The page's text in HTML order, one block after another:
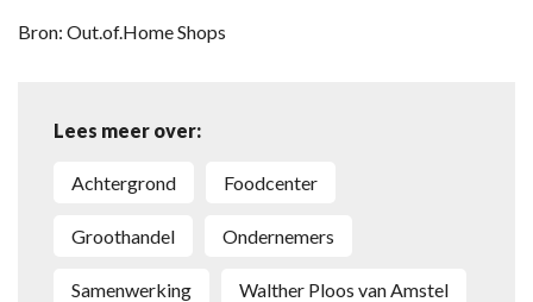
Bron: Out.of.Home Shops
Lees meer over:
achtergrond Foodcenter
groothandel ondernemers
samenwerking Walther Ploos van Amstel